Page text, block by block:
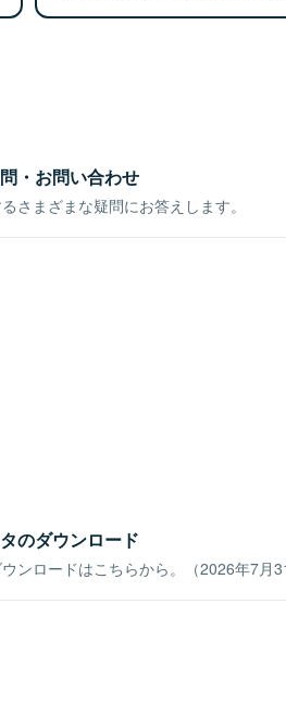
・お問い合わせ
さまざまな疑問にお答えします。
のダウンロード
ンロードはこちらから。（2026年7月